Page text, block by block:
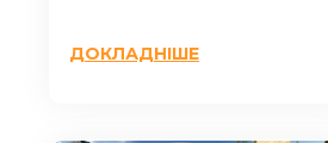
ДОКЛАДНІШЕ